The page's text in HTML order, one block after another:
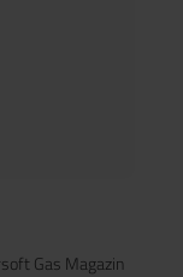
Gas Magazin